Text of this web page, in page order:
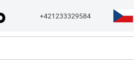
+421233329584